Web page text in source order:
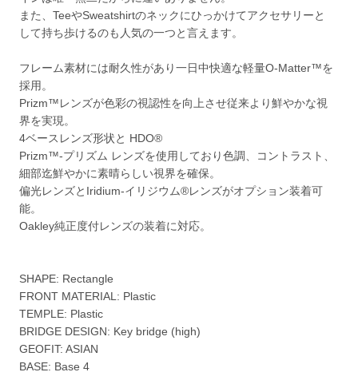
また、TeeやSweatshirtのネックにひっかけてアクセサリーと
して持ち歩けるのも人気の一つと言えます。
フレーム素材には耐久性があり一日中快適な軽量O-Matter™を
採用。
Prizm™レンズが色彩の視認性を向上させ従来より鮮やかな視
界を実現。
4ベースレンズ形状と HDO®
Prizm™‐プリズム レンズを使用しており色調、コントラスト、
細部迄鮮やかに素晴らしい視界を確保。
偏光レンズとIridium‐イリジウム®レンズがオプション装着可
能。
Oakley純正度付レンズの装着に対応。
SHAPE: Rectangle
FRONT MATERIAL: Plastic
TEMPLE: Plastic
BRIDGE DESIGN: Key bridge (high)
GEOFIT: ASIAN
BASE: Base 4